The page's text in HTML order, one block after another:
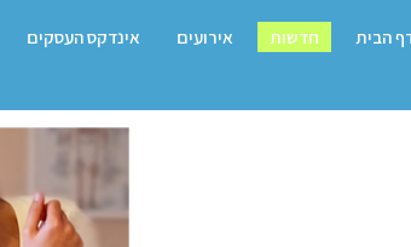
הבית חדשות אירועים אינדקס העסקים